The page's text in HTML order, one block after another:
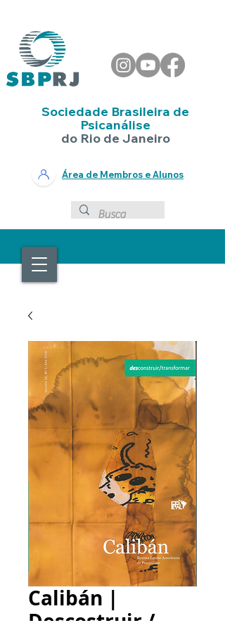
Sociedade Brasileira de
Psicanálise
do Rio de Janeiro
Área de Membros e Alunos
Calibán |
Descostruir /